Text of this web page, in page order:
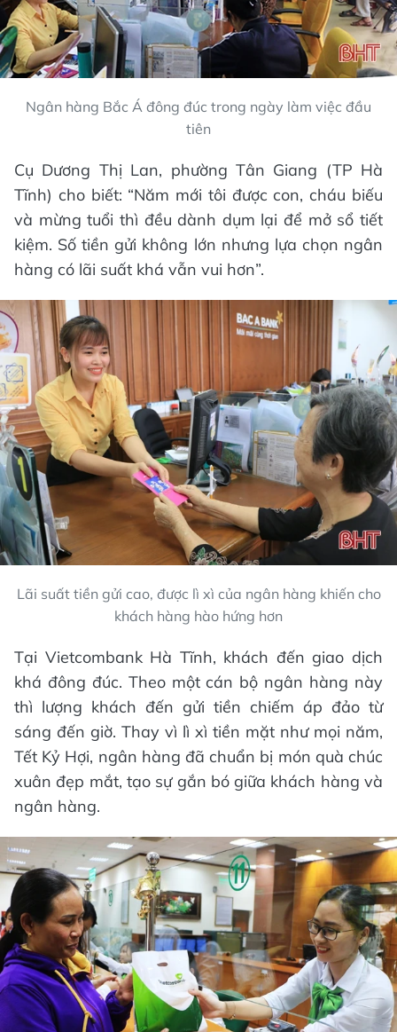
Ngân hàng Bắc Á đông đúc trong ngày làm việc đầu
tiên
Cụ Dương Thị Lan, phường Tân Giang (TP Hà
Tĩnh) cho biết: “Năm mới tôi được con, cháu biếu
và mừng tuổi thì đều dành dụm lại để mở sổ tiết
kiệm. Số tiền gửi không lớn nhưng lựa chọn ngân
hàng có lãi suất khá vẫn vui hơn”.
Lãi suất tiền gửi cao, được lì xì của ngân hàng khiến cho
khách hàng hào hứng hơn
Tại Vietcombank Hà Tĩnh, khách đến giao dịch
khá đông đúc. Theo một cán bộ ngân hàng này
thì lượng khách đến gửi tiền chiếm áp đảo từ
sáng đến giờ. Thay vì lì xì tiền mặt như mọi năm,
Tết Kỷ Hợi, ngân hàng đã chuẩn bị món quà chúc
xuân đẹp mắt, tạo sự gắn bó giữa khách hàng và
ngân hàng.